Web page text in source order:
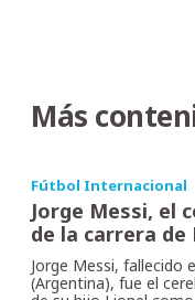
Más
Fútbol Internacional
Jorge Messi, el
de la carrera de
Jorge Messi, fallecido
(Argentina), fue el